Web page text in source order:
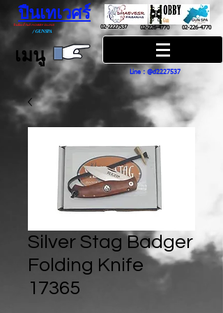
ปืนเทเวศร์
ปืนฮ๊อบบี้ กันส์ HOBBY GUNS
/GUN SPA
02-2227537 02-226-4770 02-226-4770
เมนู
Line : @d2227537
Silver Stag Badger
Folding Knife
17365